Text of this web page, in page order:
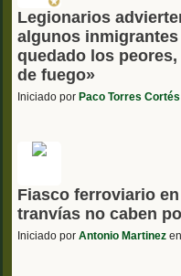
Legionarios
algunos inmigrantes
quedado los
de fuego»
Iniciado por Paco Torres Cortés
Fiasco ferroviario
tranvías no caben
Iniciado por Antonio Martinez en